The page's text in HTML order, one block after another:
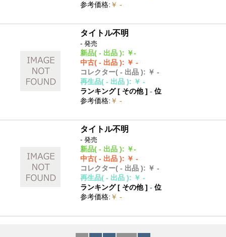
参考価格: ￥ -
タイトル不明
- 発売
新品( - 出品 ): ￥-
中古( - 出品 ): ￥ -
コレクター( - 出品 ): ￥ -
再生品( - 出品 ): ￥ -
ランキング [ その他]- 位
参考価格: ￥ -
タイトル不明
- 発売
新品( - 出品 ): ￥-
中古( - 出品 ): ￥ -
コレクター( - 出品 ): ￥ -
再生品( - 出品 ): ￥ -
ランキング [ その他]- 位
参考価格: ￥ -